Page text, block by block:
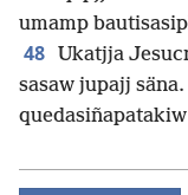
umamp
48 Ukatjja
sasaw jupajj